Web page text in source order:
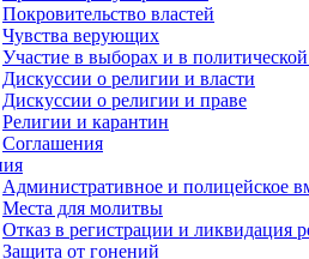
Покровительство властей
Чувства верующих
Участие в выборах и в
Дискуссии о религии и власти
Дискуссии о религии и праве
Религии и карантин
Соглашения
Административное и полицейское
Места для молитвы
Отказ в регистрации и ликвидация
Защита от гонений